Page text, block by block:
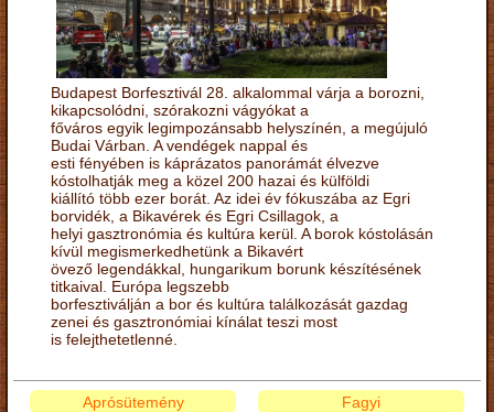
Budapest Borfesztivál 28. alkalommal várja a borozni,
kikapcsolódni, szórakozni vágyókat a
főváros egyik legimpozánsabb helyszínén, a megújuló
Budai Várban. A vendégek nappal és
esti fényében is káprázatos panorámát élvezve
kóstolhatják meg a közel 200 hazai és külföldi
kiállító több ezer borát. Az idei év fókuszába az Egri
borvidék, a Bikavérek és Egri Csillagok, a
helyi gasztronómia és kultúra kerül. A borok kóstolásán
kívül megismerkedhetünk a Bikavért
övező legendákkal, hungarikum borunk készítésének
titkaival. Európa legszebb
borfesztiválján a bor és kultúra találkozását gazdag
zenei és gasztronómiai kínálat teszi most
is felejthetetlenné.
Aprósütemény
Fagyi